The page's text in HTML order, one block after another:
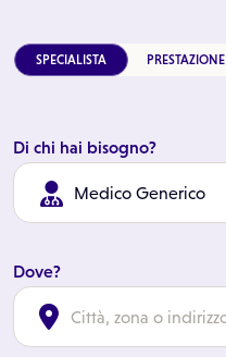
SPECIALISTA PRESTAZIONE
Di chi hai bisogno?
Dove?